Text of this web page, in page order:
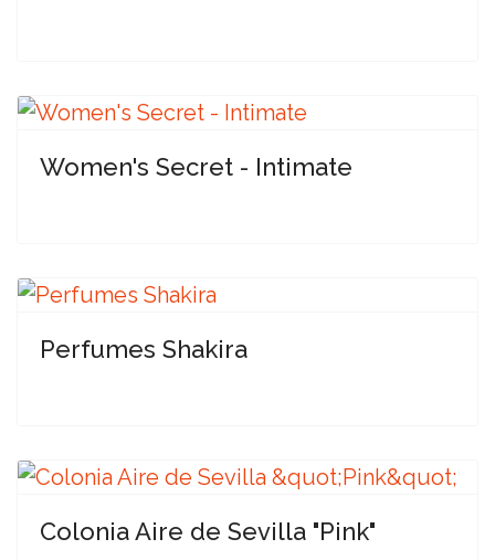
Women's Secret - Intimate
Perfumes Shakira
Colonia Aire de Sevilla "Pink"